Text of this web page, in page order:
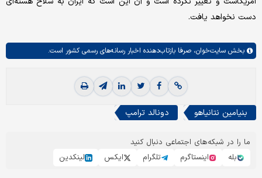
دست نخواهد یافت.
بخش سایت‌خوان، صرفا بازتاب‌دهنده اخبار رسانه‌های رسمی کشور است.
بنیامین نتانیاهو دونالد ترامپ
ما را در شبکه‌های اجتماعی دنبال کنید
بله
اینستاگرم تلگرام ایکس لینکدین